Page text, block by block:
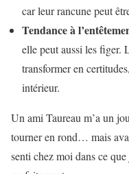
car leur rancune peut
Tendance à
elle peut aussi les figer.
transformer en
intérieur.
Un ami Taureau m’a un
tourner en rond… mais
senti chez moi dans ce